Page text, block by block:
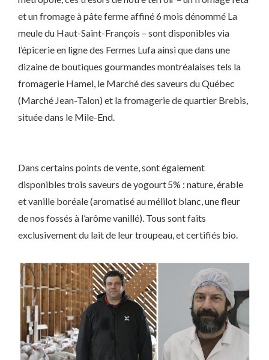
et un fromage à pâte ferme affiné 6 mois dénommé La
meule du Haut-Saint-François – sont disponibles via
l’épicerie en ligne des Fermes Lufa ainsi que dans une
dizaine de boutiques gourmandes montréalaises tels la
fromagerie Hamel, le Marché des saveurs du Québec
(Marché Jean-Talon) et la fromagerie de quartier Brebis,
située dans le Mile-End.
Dans certains points de vente, sont également
disponibles trois saveurs de yogourt 5% : nature, érable
et vanille boréale (aromatisé au mélilot blanc, une fleur
de nos fossés à l’arôme vanillé). Tous sont faits
exclusivement du lait de leur troupeau, et certifiés bio.